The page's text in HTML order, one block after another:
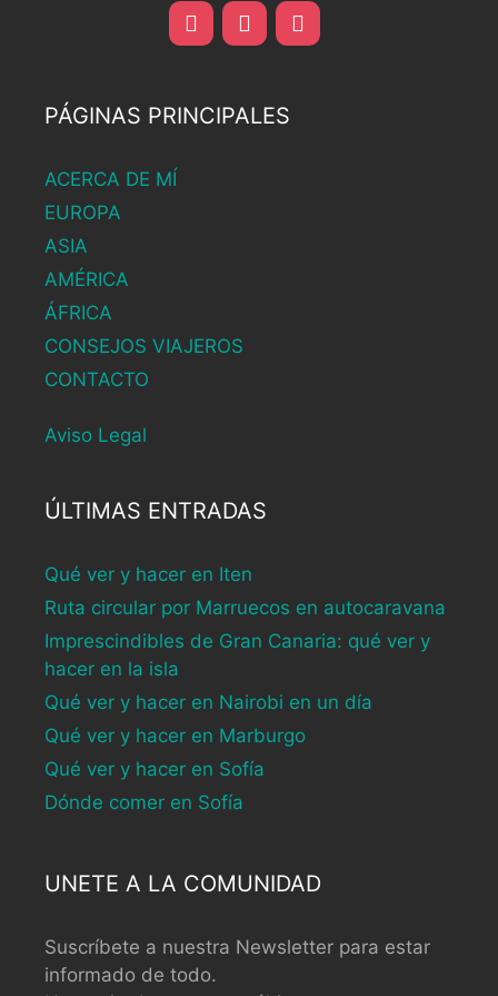
PÁGINAS PRINCIPALES
ACERCA DE MÍ
EUROPA
ASIA
AMÉRICA
ÁFRICA
CONSEJOS VIAJEROS
CONTACTO
Aviso Legal
ÚLTIMAS ENTRADAS
Qué ver y hacer en Iten
Ruta circular por Marruecos en autocaravana
Imprescindibles de Gran Canaria: qué ver y
hacer en la isla
Qué ver y hacer en Nairobi en un día
Qué ver y hacer en Marburgo
Qué ver y hacer en Sofía
Dónde comer en Sofía
UNETE A LA COMUNIDAD
Suscríbete a nuestra Newsletter para estar
informado de todo.